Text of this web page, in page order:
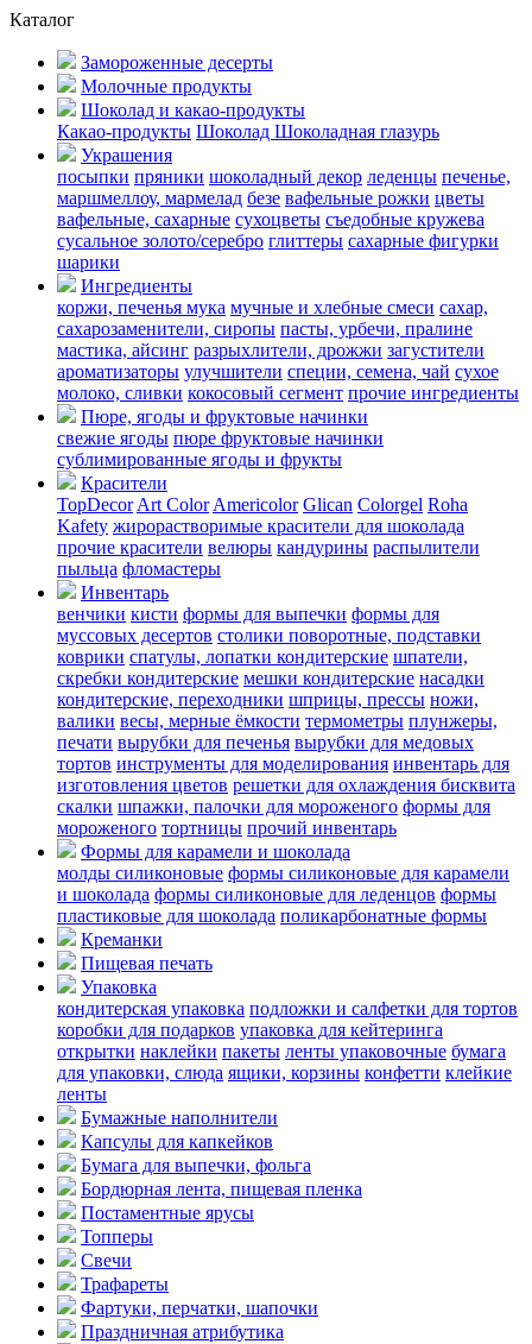
Каталог
Замороженные десерты
Молочные продукты
Шоколад и какао-продукты
Какао-продукты Шоколад Шоколадная глазурь
Украшения
посыпки пряники шоколадный декор леденцы печенье,
маршмеллоу, мармелад безе вафельные рожки цветы
вафельные, сахарные сухоцветы съедобные кружева
сусальное золото/серебро глиттеры сахарные фигурки
шарики
Ингредиенты
коржи, печенья мука мучные и хлебные смеси сахар,
сахарозаменители, сиропы пасты, урбечи, пралине
мастика, айсинг разрыхлители, дрожжи загустители
ароматизаторы улучшители специи, семена, чай сухое
молоко, сливки кокосовый сегмент прочие ингредиенты
Пюре, ягоды и фруктовые начинки
свежие ягоды пюре фруктовые начинки
сублимированные ягоды и фрукты
Красители
TopDecor Art Color Americolor Glican Colorgel Roha
Kafety жирорастворимые красители для шоколада
прочие красители велюры кандурины распылители
пыльца фломастеры
Инвентарь
венчики кисти формы для выпечки формы для
муссовых десертов столики поворотные, подставки
коврики cпатулы, лопатки кондитерские шпатели,
скребки кондитерские мешки кондитерские насадки
кондитерские, переходники шприцы, прессы ножи,
валики весы, мерные ёмкости термометры плунжеры,
печати вырубки для печенья вырубки для медовых
тортов инструменты для моделирования инвентарь для
изготовления цветов решетки для охлаждения бисквита
скалки шпажки, палочки для мороженого формы для
мороженого тортницы прочий инвентарь
Формы для карамели и шоколада
молды силиконовые формы силиконовые для карамели
и шоколада формы силиконовые для леденцов формы
пластиковые для шоколада поликарбонатные формы
Креманки
Пищевая печать
Упаковка
кондитерская упаковка подложки и салфетки для тортов
коробки для подарков упаковка для кейтеринга
открытки наклейки пакеты ленты упаковочные бумага
для упаковки, слюда ящики, корзины конфетти клейкие
ленты
Бумажные наполнители
Капсулы для капкейков
Бумага для выпечки, фольга
Бордюрная лента, пищевая пленка
Постаментные ярусы
Топперы
Свечи
Трафареты
Фартуки, перчатки, шапочки
Праздничная атрибутика